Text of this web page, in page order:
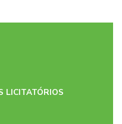
LICITATÓRIOS